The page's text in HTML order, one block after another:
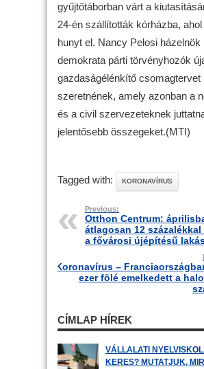
gyűjtőtáborban várt a
24-én szállították kórházba,
hunyt el. Nancy Pelosi házelnök
demokrata párti törvényhozók
gazdaságélénkítő csomagtervet
szeretnének, amely azonban a
és a civil szervezeteknek
jelentősebb összegeket.(MTI)
Tagged with: KORONAVÍRUS
Previous:
Otthon Centrum:
átlagosan 12
a fővárosi újépítésű
Koronavírus –
ezer fölé emelkedett a
CÍMLAP HÍREK
VÁLLALATI
KERES? MUTATJUK,